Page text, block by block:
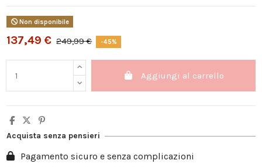
Non disponibile
137,49 € 249,99 € -45%
Aggiungi al carrello
Acquista senza pensieri
Pagamento sicuro e senza complicazioni